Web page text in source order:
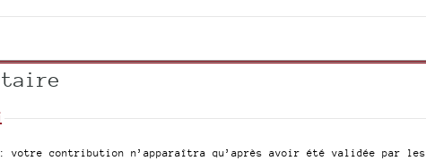
votre contribution n’apparaîtra qu’après avoir été validée par les